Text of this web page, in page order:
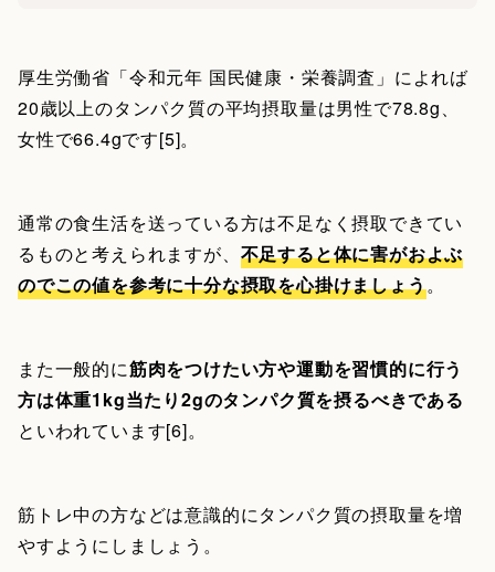
厚生労働省「令和元年 国民健康・栄養調査」によれば
20歳以上のタンパク質の平均摂取量は男性で78.8g、
女性で66.4gです[5]。
通常の食生活を送っている方は不足なく摂取できてい
るものと考えられますが、 不足すると体に害がおよぶ
のでこの値を参考に十分な摂取を心掛けましょう。
また一般的に筋肉をつけたい方や運動を習慣的に行う
方は体重1kg当たり2gのタンパク質を摂るべきである
といわれています[6]。
筋トレ中の方などは意識的にタンパク質の摂取量を増
やすようにしましょう。